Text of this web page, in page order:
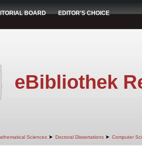
BOARD EDITOR'S CHOICE
eBibliothek
Sciences ➤ Doctoral Dissertations ➤ Computer